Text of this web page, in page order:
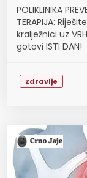
POLIKLINIKA
TERAPIJA:
kralježnici uz
gotovi ISTI DAN!
Zdravlje